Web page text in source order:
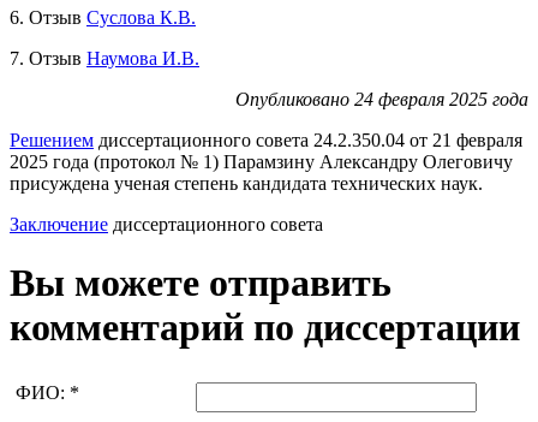
6. Отзыв Суслова К.В.
7. Отзыв Наумова И.В.
Опубликовано 24 февраля 2025 года
Решением диссертационного совета 24.2.350.04 от 21 февраля
2025 года (протокол № 1) Парамзину Александру Олеговичу
присуждена ученая степень кандидата технических наук.
Заключение диссертационного совета
Вы можете отправить
комментарий по диссертации
ФИО: *